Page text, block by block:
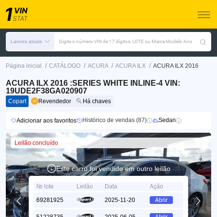
Lances atuais Digite o número VIN de 17 dígitos, LOTE ou Marca Modelo Ano
Página inicial / CATÁLOGO / ACURA / ACURA ILX / ACURA ILX 2016
ACURA ILX 2016 :SERIES WHITE INLINE-4 VIN:
19UDE2F38GA020907
Copart Revendedor Há chaves
Adicionar aos favoritos Histórico de vendas (87) Sedan
Leilão concluído
Este carro foi vendido em outro leilão
№ lote Leilão Data
Ação
69281925
2025-11-20 Abrir